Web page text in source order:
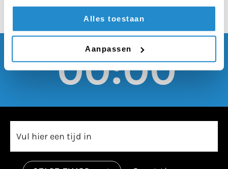
Alles toestaan
Aanpassen
00:00